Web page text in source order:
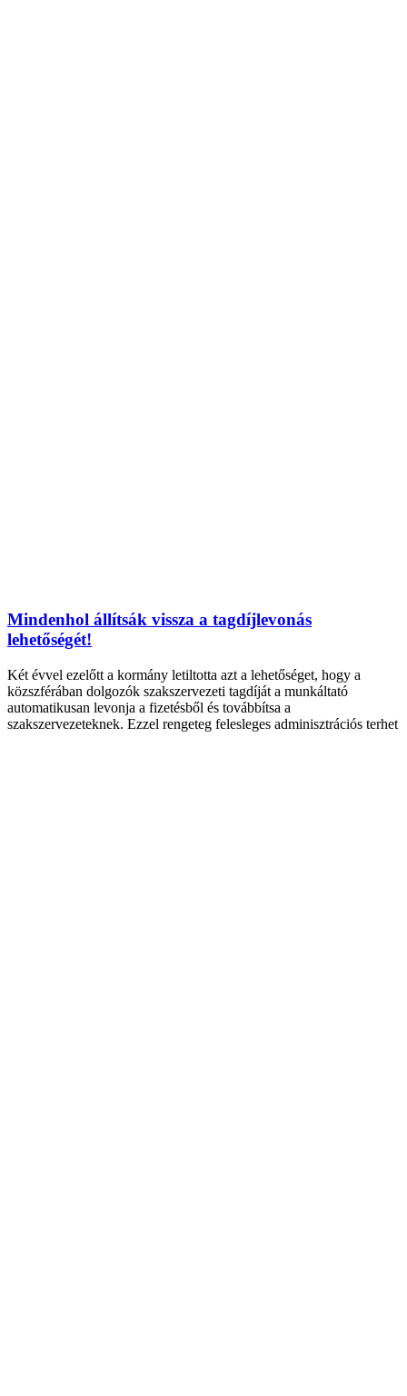
Mindenhol állítsák vissza a tagdíjlevonás
lehetőségét!
Két évvel ezelőtt a kormány letiltotta azt a lehetőséget, hogy a
közszférában dolgozók szakszervezeti tagdíját a munkáltató
automatikusan levonja a fizetésből és továbbítsa a
szakszervezeteknek. Ezzel rengeteg felesleges adminisztrációs terhet